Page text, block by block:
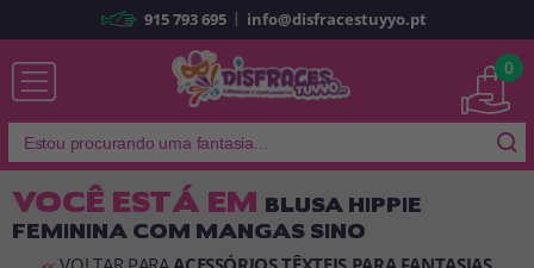
Já sou cliente
Lembrar-me Esqueceu sua senha?
915 793 695 | info@disfracestuyyo.pt
0
VOCÊ ESTÁ EM BLUSA HIPPIE
FEMININA COM MANGAS SINO